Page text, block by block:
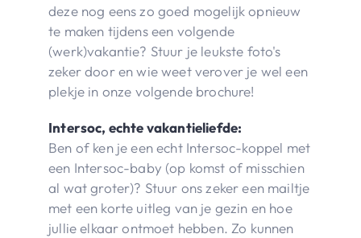
deze nog eens zo goed mogelijk opnieuw
te maken tijdens een volgende
(werk)vakantie? Stuur je leukste foto's
zeker door en wie weet verover je wel een
plekje in onze volgende brochure!
Intersoc, echte vakantieliefde:
Ben of ken je een echt Intersoc-koppel met
een Intersoc-baby (op komst of misschien
al wat groter)? Stuur ons zeker een mailtje
met een korte uitleg van je gezin en hoe
jullie elkaar ontmoet hebben. Zo kunnen